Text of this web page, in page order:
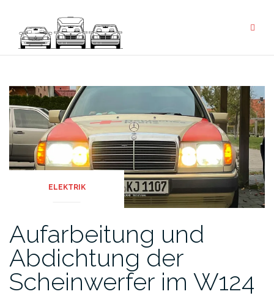
ELEKTRIK
Aufarbeitung und
Abdichtung der
Scheinwerfer im W124